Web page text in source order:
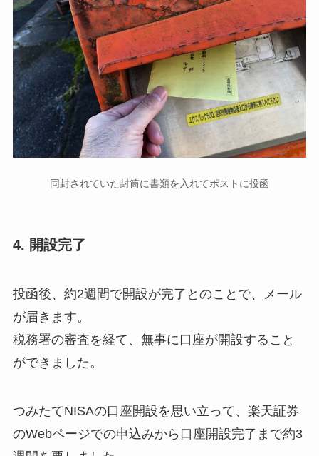
同封されていた封筒に書類を入れてポストに投函
4. 開設完了
投函後、約2週間で開設が完了とのことで、メール
が届きます。
税務署の審査を経て、無事に口座が開設すること
ができました。
つみたてNISAの口座開設を思い立って、楽天証券
のWebページでの申込みから口座開設完了まで約3